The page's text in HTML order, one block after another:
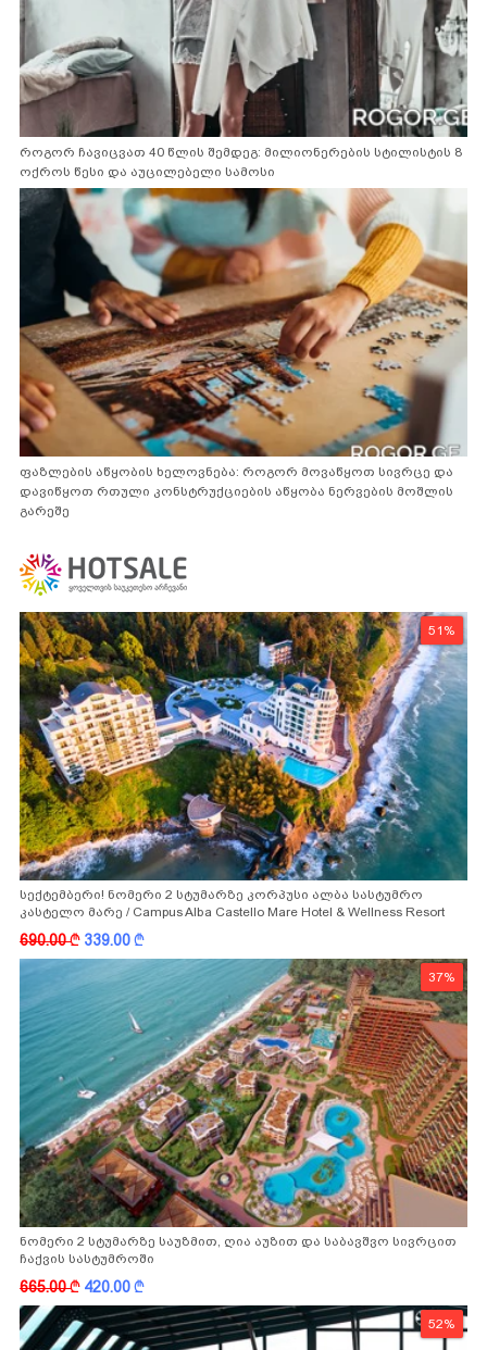
როგორ ჩავიცვათ 40 წლის შემდეგ: მილიონერების სტილისტის 8
ოქროს წესი და აუცილებელი სამოსი
ფაზლების აწყობის ხელოვნება: როგორ მოვაწყოთ სივრცე და
დავიწყოთ რთული კონსტრუქციების აწყობა ნერვების მოშლის
გარეშე
51%
სექტემბერი! ნომერი 2 სტუმარზე კორპუსი ალბა სასტუმრო
კასტელო მარე / Campus Alba Castello Mare Hotel & Wellness Resort
-სგან!
690.00k 339.00k
37%
ნომერი 2 სტუმარზე საუზმით, ღია აუზით და საბავშვო სივრცით
ჩაქვის სასტუმროში
665.00k 420.00k
52%